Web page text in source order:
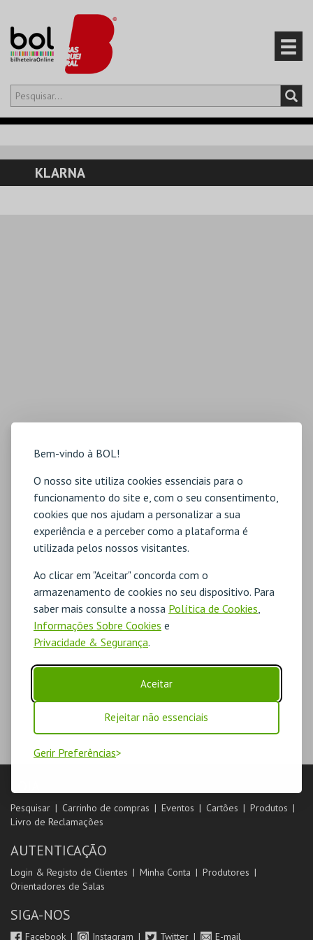
Bem-vindo à BOL!
O nosso site utiliza cookies essenciais para o
funcionamento do site e, com o seu consentimento,
cookies que nos ajudam a personalizar a sua
experiência e a perceber como a plataforma é
utilizada pelos nossos visitantes.
Ao clicar em "Aceitar" concorda com o
armazenamento de cookies no seu dispositivo. Para
saber mais consulte a nossa Política de Cookies
Informações Sobre Cookies e
Privacidade & Segurança.
Aceitar
Rejeitar não essenciais
Gerir Preferências
Olá,iniciar sessão
CARRINHO
EVENTOS
KLARNA
LOJA
Pesquisar Carrinho de compras Eventos Cartões
Produtos
Livro de Reclamações
AUTENTICAÇÃO
Login & Registo de Clientes Minha Conta
Produtores
Orientadores de Salas
SIGA-NOS
Facebook Instagram Twitter E-mail